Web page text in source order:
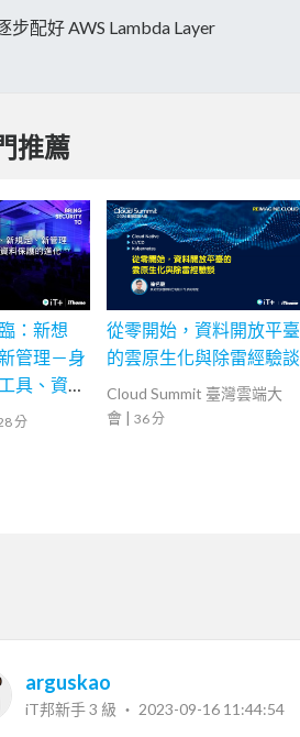
步配好 AWS Lambda Layer
推薦
：新想
管理－身
具、資料
分
從零開始，資料開放平臺
的雲原生化與除雷經驗談
Cloud Summit 臺灣雲端大
會 | 36 分
arguskao
iT邦新手 3 級 ‧ 2023-09-16 11:44:54